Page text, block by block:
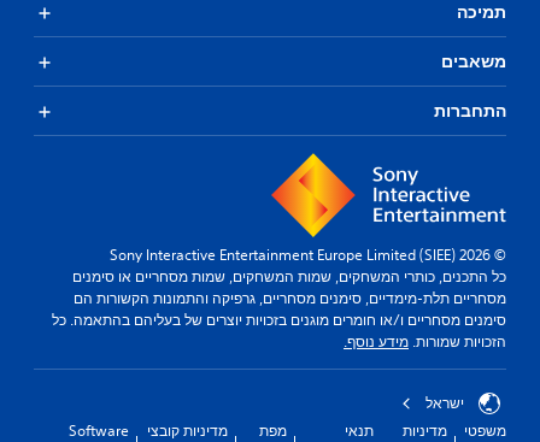
תמיכה
משאבים
התחברות
© 2026 Sony Interactive Entertainment Europe Limited (SIEE)
כל התכנים, כותרי המשחקים, שמות המשחקים, שמות מסחריים או סימנים
מסחריים תלת-מימדיים, סימנים מסחריים, גרפיקה והתמונות הקשורות הם
סימנים מסחריים ו/או חומרים מוגנים בזכויות יוצרים של בעליהם בהתאמה. כל
הזכויות שמורות.מידע נוסף.
ישראל
משפטי מדיניות תנאי מפת מדיניות קובצי Software